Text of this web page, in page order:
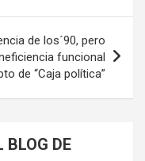
de los´90, pero
funcional
de “Caja política”
DE